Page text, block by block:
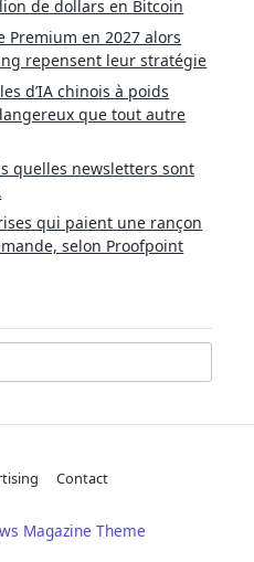
de dollars en Bitcoin
Premium en 2027 alors
repensent leur stratégie
d’IA chinois à poids
que tout autre
quelles newsletters sont
qui paient une rançon
selon Proofpoint
Contact
Magazine Theme